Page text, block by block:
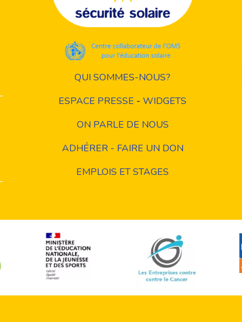
QUI SOMMES-NOUS?
ESPACE PRESSE - WIDGETS
ON PARLE DE NOUS
ADHÉRER - FAIRE UN DON
EMPLOIS ET STAGES